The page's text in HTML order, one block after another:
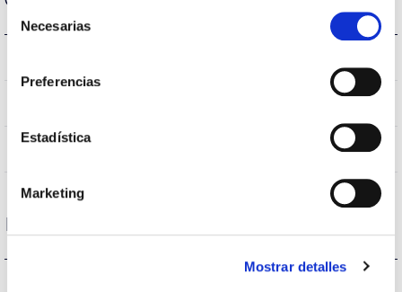
Selección
Necesarias
Preferencias
Estadística
Marketing
Mostrar detalles
Blanco
Rendimiento